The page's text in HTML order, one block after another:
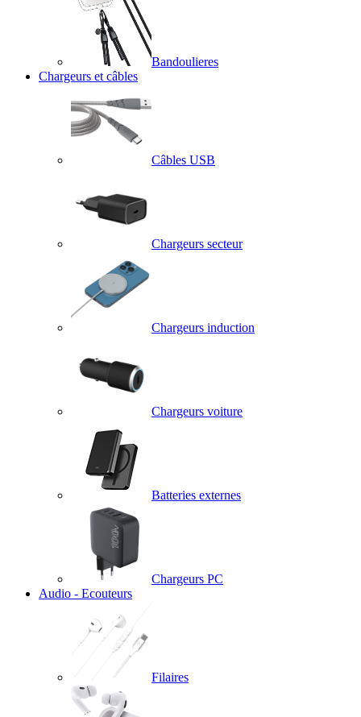
Bandoulieres
Chargeurs et câbles
Câbles USB
Chargeurs secteur
Chargeurs induction
Chargeurs voiture
Batteries externes
Chargeurs PC
Audio - Ecouteurs
Filaires